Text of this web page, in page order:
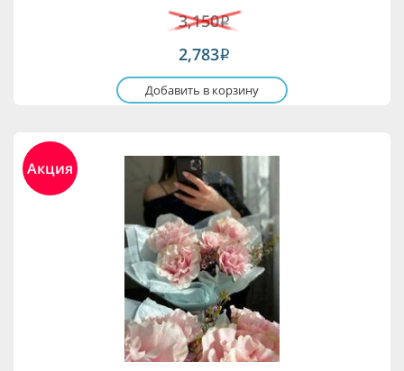
3,150i
2,783i
Добавить в корзину
Акция